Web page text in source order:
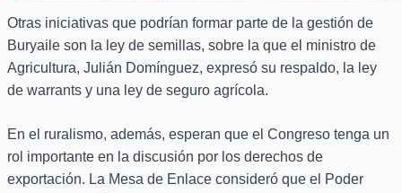
Otras iniciativas que podrían formar parte de la gestión de
Buryaile son la ley de semillas, sobre la que el ministro de
Agricultura, Julián Domínguez, expresó su respaldo, la ley
de warrants y una ley de seguro agrícola.
En el ruralismo, además, esperan que el Congreso tenga un
rol importante en la discusión por los derechos de
exportación. La Mesa de Enlace consideró que el Poder